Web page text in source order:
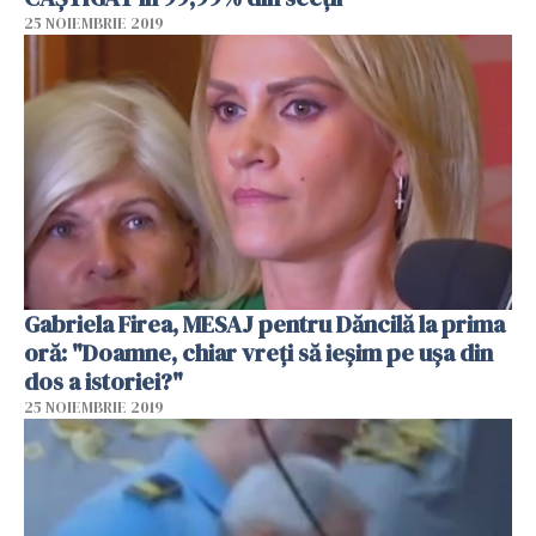
25 NOIEMBRIE 2019
Gabriela Firea, MESAJ pentru Dăncilă la prima
oră: "Doamne, chiar vreți să ieșim pe ușa din
dos a istoriei?"
25 NOIEMBRIE 2019